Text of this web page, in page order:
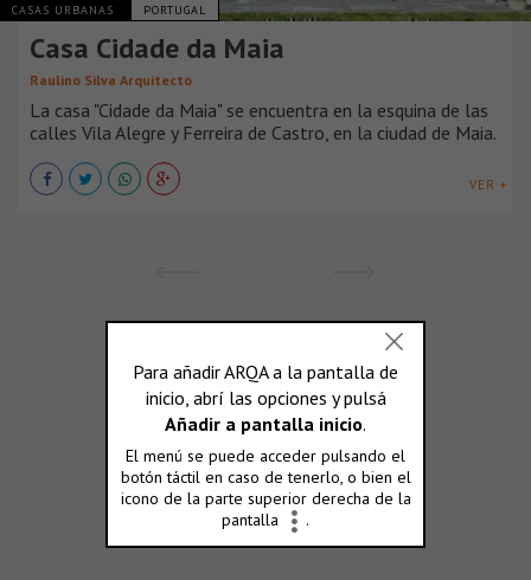
CASAS URBANAS PORTUGAL
Casa Cidade da Maia
Raulino Silva Arquitecto
La casa "Cidade da Maia" se encuentra en la esquina de las
calles Vila Alegre y Ferreira de Castro, en la ciudad de Maia.
VER +